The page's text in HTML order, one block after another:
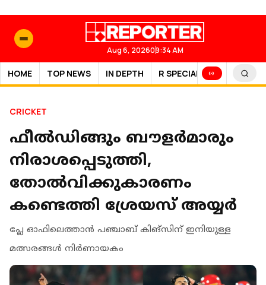
Aug 6, 202609:34 AM
HOME TOP NEWS IN DEPTH R SPECIAL SPORTS
CRICKET
ഫീല്‍ഡിങ്ങും ബൗളര്‍മാരും
നിരാശപ്പെടുത്തി,
തോല്‍വിക്കുകാരണം
കണ്ടെത്തി ശ്രേയസ് അയ്യര്‍
പ്ലേ ഓഫിലെത്താന്‍ പഞ്ചാബ് കിങ്‌സിന് ഇനിയുള്ള
മത്സരങ്ങള്‍ നിര്‍ണായകം